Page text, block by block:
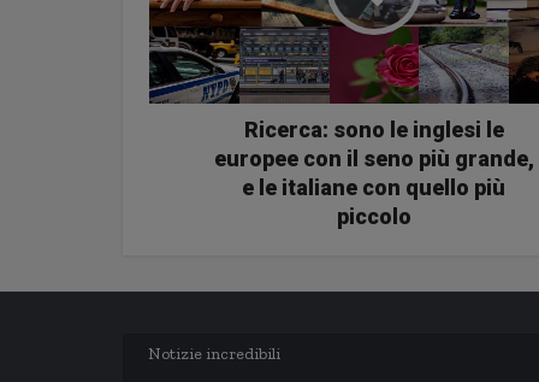
Ricerca: sono le inglesi le
europee con il seno più grande,
e le italiane con quello più
piccolo
Notizie incredibili